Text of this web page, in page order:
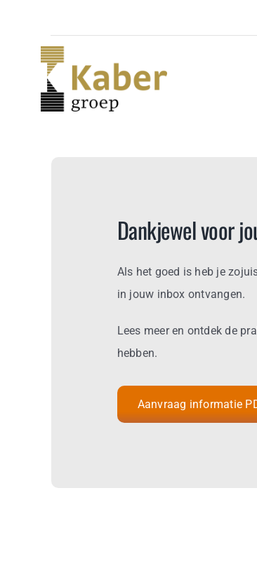
Dankjewel voor
Als het goed is heb je
in jouw inbox ontvangen.
Lees meer en ontdek de
hebben.
Aanvraag informatie